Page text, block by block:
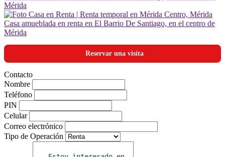
Reservar una visita
Contacto
Nombre
Teléfono
PIN
Celular
Correo electrónico
Tipo de Operación